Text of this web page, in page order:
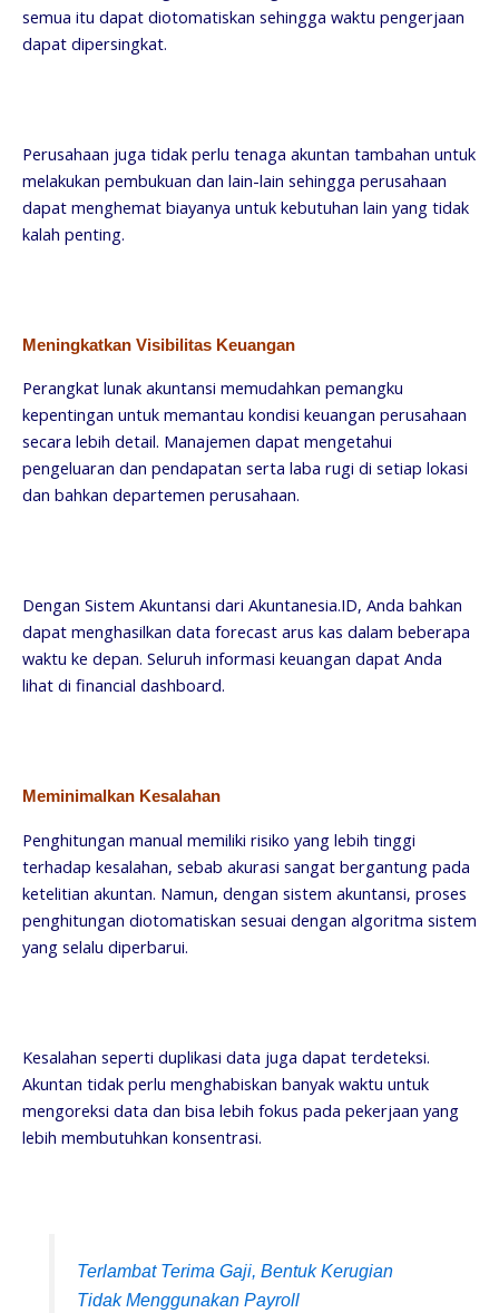
semua itu dapat diotomatiskan sehingga waktu pengerjaan
dapat dipersingkat.
Perusahaan juga tidak perlu tenaga akuntan tambahan untuk
melakukan pembukuan dan lain-lain sehingga perusahaan
dapat menghemat biayanya untuk kebutuhan lain yang tidak
kalah penting.
Meningkatkan Visibilitas Keuangan
Perangkat lunak akuntansi memudahkan pemangku
kepentingan untuk memantau kondisi keuangan perusahaan
secara lebih detail. Manajemen dapat mengetahui
pengeluaran dan pendapatan serta laba rugi di setiap lokasi
dan bahkan departemen perusahaan.
Dengan Sistem Akuntansi dari Akuntanesia.ID, Anda bahkan
dapat menghasilkan data forecast arus kas dalam beberapa
waktu ke depan. Seluruh informasi keuangan dapat Anda
lihat di financial dashboard.
Meminimalkan Kesalahan
Penghitungan manual memiliki risiko yang lebih tinggi
terhadap kesalahan, sebab akurasi sangat bergantung pada
ketelitian akuntan. Namun, dengan sistem akuntansi, proses
penghitungan diotomatiskan sesuai dengan algoritma sistem
yang selalu diperbarui.
Kesalahan seperti duplikasi data juga dapat terdeteksi.
Akuntan tidak perlu menghabiskan banyak waktu untuk
mengoreksi data dan bisa lebih fokus pada pekerjaan yang
lebih membutuhkan konsentrasi.
Terlambat Terima Gaji, Bentuk Kerugian
Tidak Menggunakan Payroll